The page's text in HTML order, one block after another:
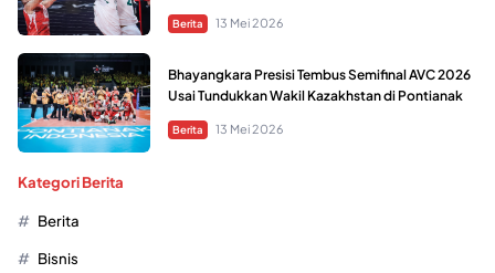
Berita 13 Mei 2026
Bhayangkara Presisi Tembus Semifinal AVC 2026
Usai Tundukkan Wakil Kazakhstan di Pontianak
Berita 13 Mei 2026
Kategori Berita
Berita
Bisnis